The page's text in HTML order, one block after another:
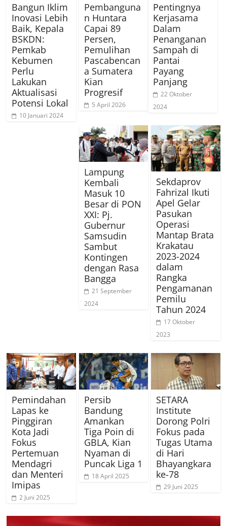
Bangun Iklim
Inovasi Lebih
Baik, Kepala
BSKDN:
Pemkab
Kebumen
Perlu
Lakukan
Aktualisasi
Potensi Lokal
10 Januari 2024
Pembanguna
n Huntara
Capai 89
Persen,
Pemulihan
Pascabencan
a Sumatera
Kian
Progresif
5 April 2026
Pentingnya
Kerjasama
Dalam
Penanganan
Sampah di
Pantai
Payang
Panjang
22 Oktober
2024
Lampung
Kembali
Masuk 10
Besar di PON
XXI: Pj.
Gubernur
Samsudin
Sambut
Kontingen
dengan Rasa
Bangga
21 September
2024
Sekdaprov
Fahrizal Ikuti
Apel Gelar
Pasukan
Operasi
Mantap Brata
Krakatau
2023-2024
dalam
Rangka
Pengamanan
Pemilu
Tahun 2024
17 Oktober
2023
Pemindahan
Lapas ke
Pinggiran
Kota Jadi
Fokus
Pertemuan
Mendagri
dan Menteri
Imipas
2 Juni 2025
Persib
Bandung
Amankan
Tiga Poin di
GBLA, Kian
Nyaman di
Puncak Liga 1
18 April 2025
SETARA
Institute
Dorong Polri
Fokus pada
Tugas Utama
di Hari
Bhayangkara
ke-78
29 Juni 2025